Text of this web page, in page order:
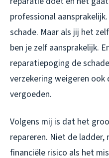
professional
schade. Maar als jij het
ben je zelf aansprakelijk.
reparatiepoging de
verzekering weigeren
vergoeden.
Volgens mij is dat het
repareren. Niet de
financiële risico als het